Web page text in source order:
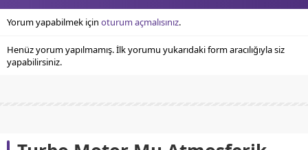
Yorum yapabilmek için oturum açmalısınız.
Henüz yorum yapılmamış. İlk yorumu yukarıdaki form aracılığıyla siz
yapabilirsiniz.